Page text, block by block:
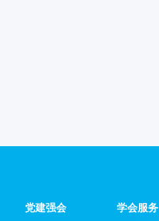
党建强会 学会服务